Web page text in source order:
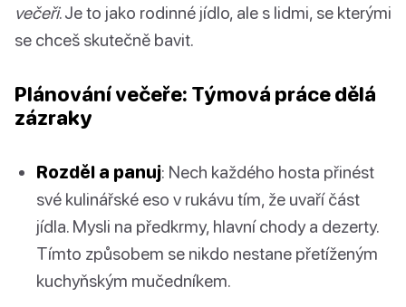
večeři. Je to jako rodinné jídlo, ale s lidmi, se kterými
se chceš skutečně bavit.
Plánování večeře: Týmová práce dělá
zázraky
Rozděl a panuj: Nech každého hosta přinést
své kulinářské eso v rukávu tím, že uvaří část
jídla. Mysli na předkrmy, hlavní chody a dezerty.
Tímto způsobem se nikdo nestane přetíženým
kuchyňským mučedníkem.